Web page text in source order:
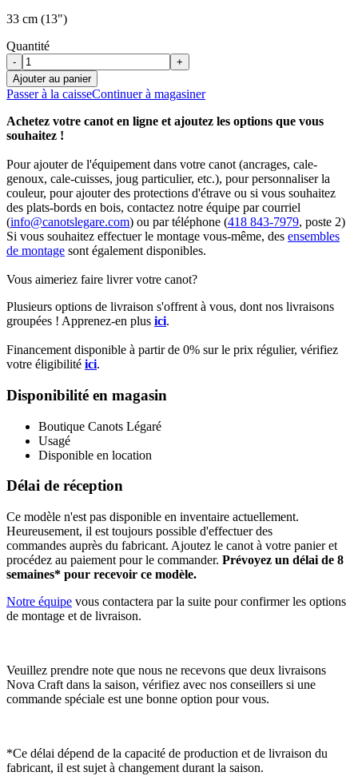
33 cm (13")
Quantité
-
+
Ajouter au panier
Passer à la caisseContinuer à magasiner
Achetez votre canot en ligne et ajoutez les options que vous
souhaitez !
Pour ajouter de l'équipement dans votre canot (ancrages, cale-
genoux, cale-cuisses, joug particulier, etc.), pour personnaliser la
couleur, pour ajouter des protections d'étrave ou si vous souhaitez
des plats-bords en bois, contactez notre équipe par courriel
(info@canotslegare.com) ou par téléphone (418 843-7979, poste 2)
Si vous souhaitez effectuer le montage vous-même, des ensembles
de montage sont également disponibles.
Vous aimeriez faire livrer votre canot?
Plusieurs options de livraison s'offrent à vous, dont nos livraisons
groupées ! Apprenez-en plus ici.
Financement disponible à partir de 0% sur le prix régulier, vérifiez
votre éligibilité ici.
Disponibilité en magasin
Boutique Canots Légaré
Usagé
Disponible en location
Délai de réception
Ce modèle n'est pas disponible en inventaire actuellement.
Heureusement, il est toujours possible d'effectuer des
commandes auprès du fabricant. Ajoutez le canot à votre panier et
procédez au paiement pour le commander. Prévoyez un délai de 8
semaines* pour recevoir ce modèle.
Notre équipe vous contactera par la suite pour confirmer les options
de montage et de livraison.
Veuillez prendre note que nous ne recevons que deux livraisons
Nova Craft dans la saison, vérifiez avec nos conseillers si une
commande spéciale est une bonne option pour vous.
*Ce délai dépend de la capacité de production et de livraison du
fabricant, il est sujet à changement durant la saison.